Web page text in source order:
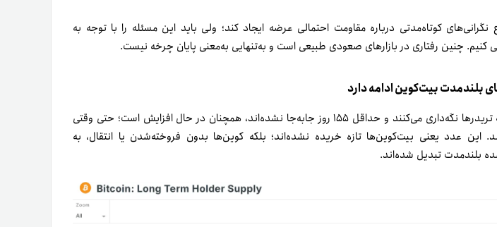
کوتاه‌مدتی درباره مقاومت احتمالی عرضه ایجاد کند؛ ولی باید این مسئله را با توجه به
کنیم. چنین رفتاری در بازارهای صعودی طبیعی است و به‌تنهایی به‌معنی پایان چرخه نیست.
بلندمدت بیت‌کوین ادامه دارد
تعداد بیت‌کوین‌هایی که تریدرها نگه‌داری می‌کنند و حداقل ۱۵۵ روز جابه‌جا نشده‌اند، همچنان در حال افزایش است؛ حتی وقتی
این عدد یعنی بیت‌کوین‌ها تازه خریده نشده‌اند؛ بلکه کوین‌ها بدون فروخته‌شدن یا انتقال، به
بلندمدت تبدیل شده‌اند.